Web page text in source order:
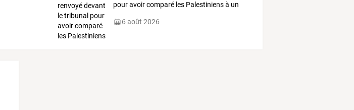
pour avoir comparé les Palestiniens à un
6 août 2026